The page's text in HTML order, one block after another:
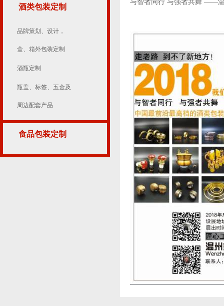
酒类包装定制
品牌策划、设计，
盒、箱外包装定制
酒瓶定制
瓶盖、标签、五金及
周边配套产品
食品包装定制
与智者同行 与强者共舞 ——